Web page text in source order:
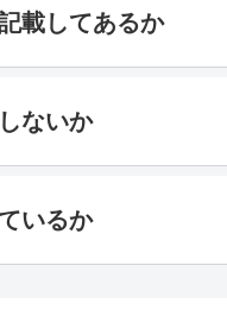
載してあるか
ないか
いるか